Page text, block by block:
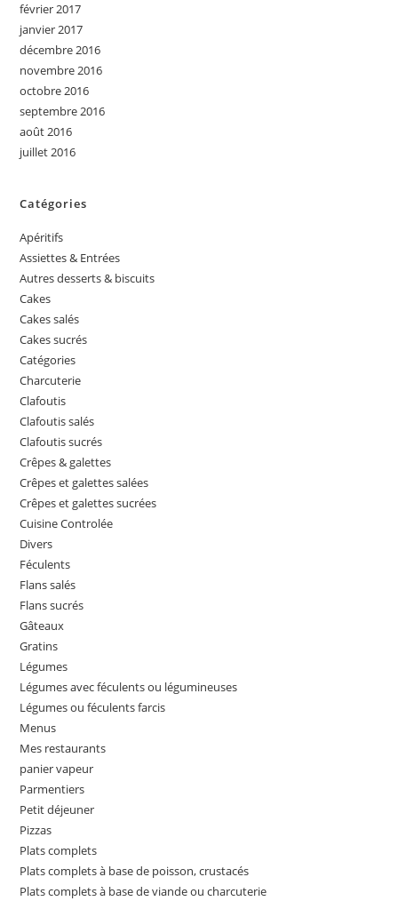
février 2017
janvier 2017
décembre 2016
novembre 2016
octobre 2016
septembre 2016
août 2016
juillet 2016
Catégories
Apéritifs
Assiettes & Entrées
Autres desserts & biscuits
Cakes
Cakes salés
Cakes sucrés
Catégories
Charcuterie
Clafoutis
Clafoutis salés
Clafoutis sucrés
Crêpes & galettes
Crêpes et galettes salées
Crêpes et galettes sucrées
Cuisine Controlée
Divers
Féculents
Flans salés
Flans sucrés
Gâteaux
Gratins
Légumes
Légumes avec féculents ou légumineuses
Légumes ou féculents farcis
Menus
Mes restaurants
panier vapeur
Parmentiers
Petit déjeuner
Pizzas
Plats complets
Plats complets à base de poisson, crustacés
Plats complets à base de viande ou charcuterie